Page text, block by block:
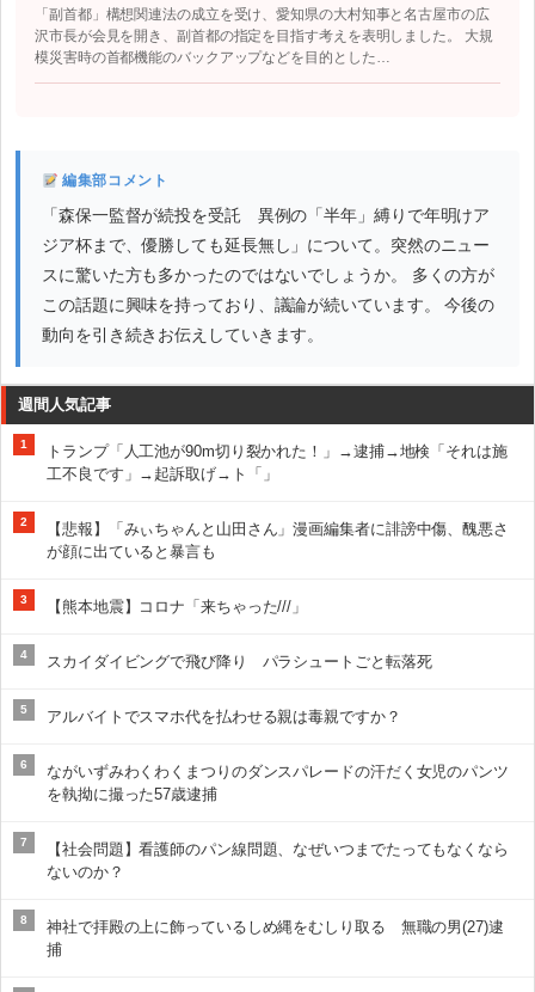
「副首都」構想関連法の成立を受け、愛知県の大村知事と名古屋市の広
沢市長が会見を開き、副首都の指定を目指す考えを表明しました。 大規
模災害時の首都機能のバックアップなどを目的とした…
編集部コメント
「森保一監督が続投を受託 異例の「半年」縛りで年明けア
ジア杯まで、優勝しても延長無し」について。突然のニュー
スに驚いた方も多かったのではないでしょうか。 多くの方が
この話題に興味を持っており、議論が続いています。 今後の
動向を引き続きお伝えしていきます。
週間人気記事
1
トランプ「人工池が90m切り裂かれた！」→逮捕→地検「それは施
工不良です」→起訴取げ→ト「」
2
【悲報】「みぃちゃんと山田さん」漫画編集者に誹謗中傷、醜悪さ
が顔に出ていると暴言も
3 【熊本地震】コロナ「来ちゃった///」
4 スカイダイビングで飛び降り パラシュートごと転落死
5 アルバイトでスマホ代を払わせる親は毒親ですか？
6
ながいずみわくわくまつりのダンスパレードの汗だく女児のパンツ
を執拗に撮った57歳逮捕
7
【社会問題】看護師のパン線問題、なぜいつまでたってもなくなら
ないのか？
8
神社で拝殿の上に飾っているしめ縄をむしり取る 無職の男(27)逮
捕